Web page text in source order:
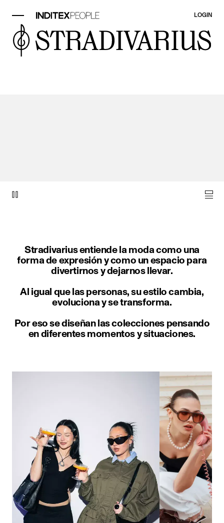
LOGIN
Stradivarius entiende la moda como una
forma de expresión y como un espacio para
divertirnos y dejarnos llevar.
Al igual que las personas, su estilo cambia,
evoluciona y se transforma.
Por eso se diseñan las colecciones pensando
en diferentes momentos y situaciones.